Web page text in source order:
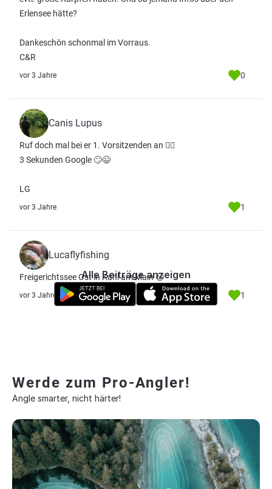
Erlensee hätte?
Dankeschön schonmal im Vorraus.
C&R
vor 3 Jahre 0
Canis Lupus
Ruf doch mal bei er 1. Vorsitzenden an 🤷‍♀️
3 Sekunden Google 🙄😉
LG
vor 3 Jahre 1
Lucaflyfishing
Freigerichtssee Ost in Kahl am Main 😉
vor 3 Jahre 1
Alle Beiträge anzeigen
Werde zum Pro-Angler!
Angle smarter, nicht härter!